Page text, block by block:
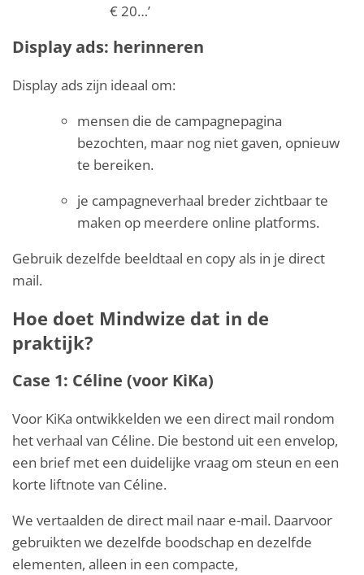
€ 20…’
Display ads: herinneren
Display ads zijn ideaal om:
mensen die de campagnepagina
bezochten, maar nog niet gaven, opnieuw
te bereiken.
je campagneverhaal breder zichtbaar te
maken op meerdere online platforms.
Gebruik dezelfde beeldtaal en copy als in je direct
mail.
Hoe doet Mindwize dat in de
praktijk?
Case 1: Céline (voor KiKa)
Voor KiKa ontwikkelden we een direct mail rondom
het verhaal van Céline. Die bestond uit een envelop,
een brief met een duidelijke vraag om steun en een
korte liftnote van Céline.
We vertaalden de direct mail naar e-mail. Daarvoor
gebruikten we dezelfde boodschap en dezelfde
elementen, alleen in een compacte,